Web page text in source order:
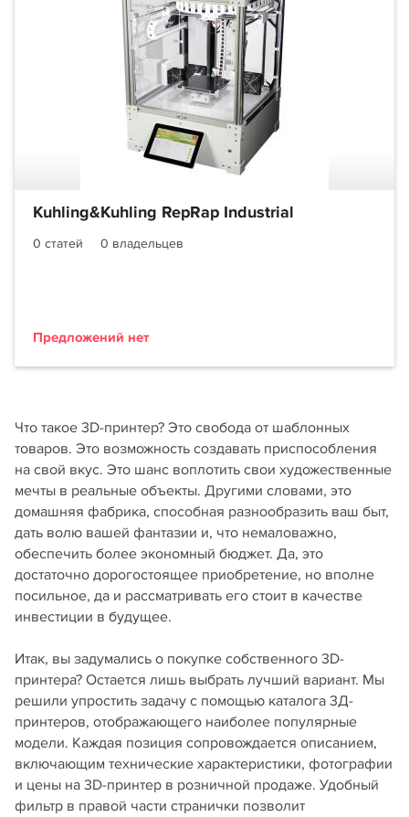
Kuhling&Kuhling RepRap Industrial
0 статей 0 владельцев
Предложений нет
Что такое 3D-принтер? Это свобода от шаблонных
товаров. Это возможность создавать приспособления
на свой вкус. Это шанс воплотить свои художественные
мечты в реальные объекты. Другими словами, это
домашняя фабрика, способная разнообразить ваш быт,
дать волю вашей фантазии и, что немаловажно,
обеспечить более экономный бюджет. Да, это
достаточно дорогостоящее приобретение, но вполне
посильное, да и рассматривать его стоит в качестве
инвестиции в будущее.
Итак, вы задумались о покупке собственного 3D-
принтера? Остается лишь выбрать лучший вариант. Мы
решили упростить задачу с помощью каталога 3Д-
принтеров, отображающего наиболее популярные
модели. Каждая позиция сопровождается описанием,
включающим технические характеристики, фотографии
и цены на 3D-принтер в розничной продаже. Удобный
фильтр в правой части странички позволит